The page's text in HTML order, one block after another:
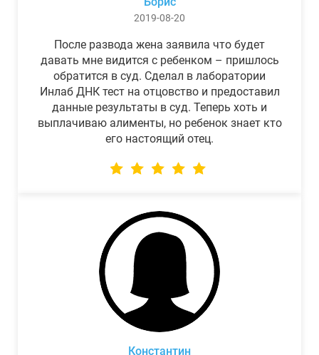
2019-08-20
После развода жена заявила что будет
давать мне видится с ребенком – пришлось
обратится в суд. Сделал в лаборатории
Инлаб ДНК тест на отцовство и предоставил
данные результаты в суд. Теперь хоть и
выплачиваю алименты, но ребенок знает кто
его настоящий отец.
Константин